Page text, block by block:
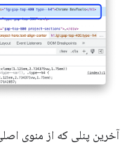
آخرین پنلی که از منوی